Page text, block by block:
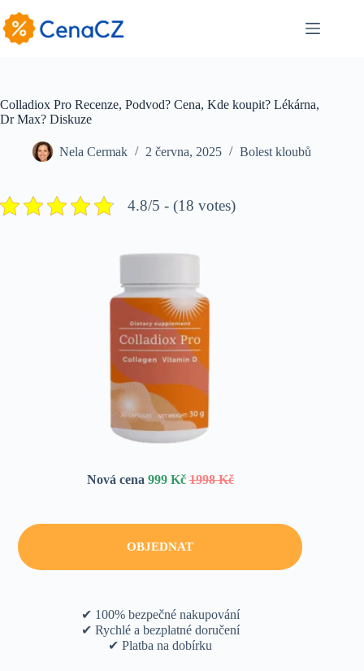
to
content
Colladiox Pro Recenze, Podvod? Cena, Kde koupit? Lékárna,
Dr Max? Diskuze
Nela Cermak 2 června, 2025 Bolest kloubů
4.8/5 - (18 votes)
Nová cena 999 Kč 1998 Kč
OBJEDNAT
✔ 100% bezpečné nakupování
✔ Rychlé a bezplatné doručení
✔ Platba na dobírku